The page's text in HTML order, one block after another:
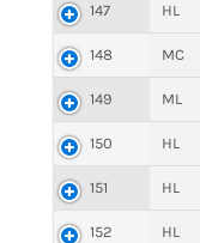
147 HL
148 MC
149 ML
150 HL
151 HL
152 HL